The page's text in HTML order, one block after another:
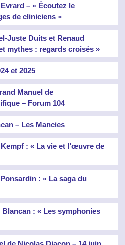
– « Écoutez le
de cliniciens »
Juste Duits et Renaud
mythes : regards croisés »
et 2025
Manuel de
– Forum 104
– Les Mancies
: « La vie et l’œuvre de
: « La saga du
: « Les symphonies
de Nicolas Diacon – 14 juin